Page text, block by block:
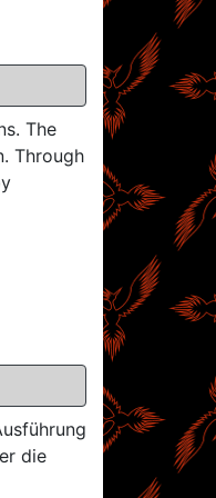
The
Through
die